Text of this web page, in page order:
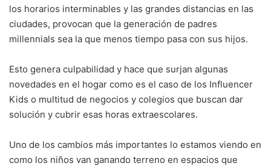
los horarios interminables y las grandes distancias en las
ciudades, provocan que la generación de padres
millennials sea la que menos tiempo pasa con sus hijos.
Esto genera culpabilidad y hace que surjan algunas
novedades en el hogar como es el caso de los Influencer
Kids o multitud de negocios y colegios que buscan dar
solución y cubrir esas horas extraescolares.
Uno de los cambios más importantes lo estamos viendo en
como los niños van ganando terreno en espacios que